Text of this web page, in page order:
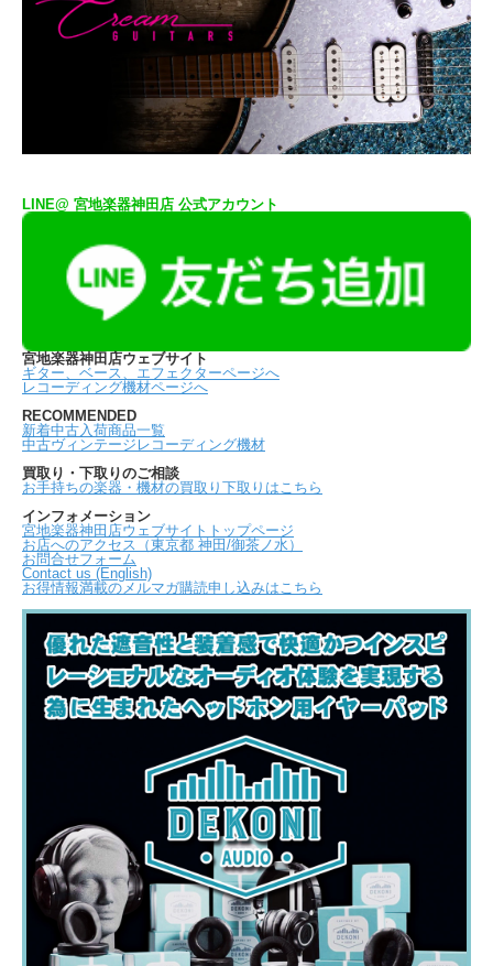
LINE@ 宮地楽器神田店 公式アカウント
宮地楽器神田店ウェブサイト
ギター、ベース、エフェクターページへ
レコーディング機材ページへ
RECOMMENDED
新着中古入荷商品一覧
中古ヴィンテージレコーディング機材
買取り・下取りのご相談
お手持ちの楽器・機材の買取り下取りはこちら
インフォメーション
宮地楽器神田店ウェブサイトトップページ
お店へのアクセス（東京都 神田/御茶ノ水）
お問合せフォーム
Contact us (English)
お得情報満載のメルマガ購読申し込みはこちら